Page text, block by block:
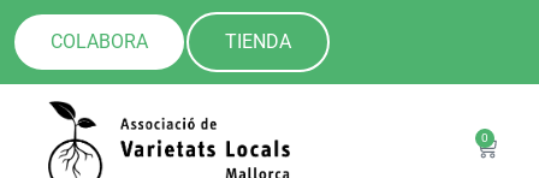
COLABORA TIENDA
0